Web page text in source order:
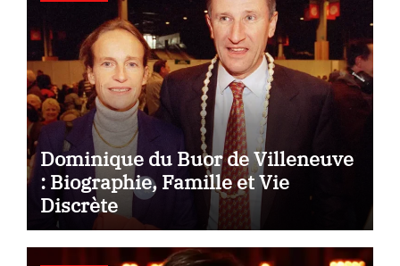
Dominique du Buor de Villeneuve
: Biographie, Famille et Vie
Discrète